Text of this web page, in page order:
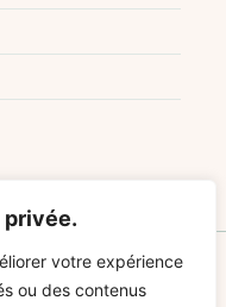
votre expérience
ou des contenus
Comment réussir un gratin de ravioles aux poireaux savoureux